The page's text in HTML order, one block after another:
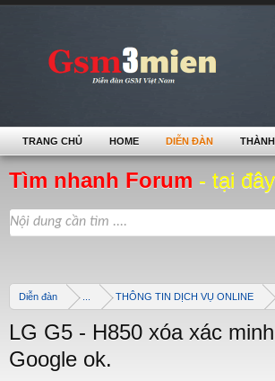
Tìm nhanh Forum - tại
Diễn đàn THÔNG TIN DỊCH VỤ ONLINE
LG G5 - H850 xóa xác
Google ok.
TRANG CHỦ HOME DIỄN ĐÀN